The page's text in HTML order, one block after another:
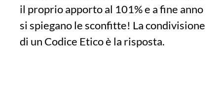
il proprio apporto al 101% e a fine anno
si spiegano le sconfitte! La condivisione
di un Codice Etico è la risposta.